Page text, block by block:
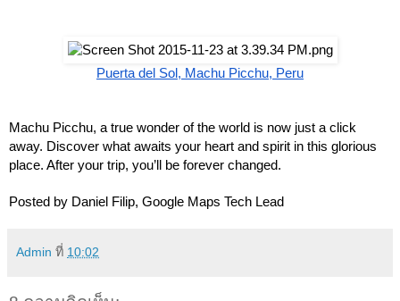
Puerta del Sol, Machu Picchu, Peru
Machu Picchu, a true wonder of the world is now just a click
away. Discover what awaits your heart and spirit in this glorious
place. After your trip, you’ll be forever changed.
Posted by Daniel Filip, Google Maps Tech Lead
Admin ที่ 10:02